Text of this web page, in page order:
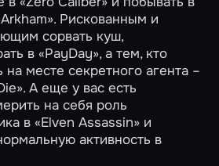
. Рискованным и
сорвать куш,
в«PayDay», а тем, кто
месте секретного агента –
. А еще у вас есть
на себя роль
в«Elven Assassin» и
активность в